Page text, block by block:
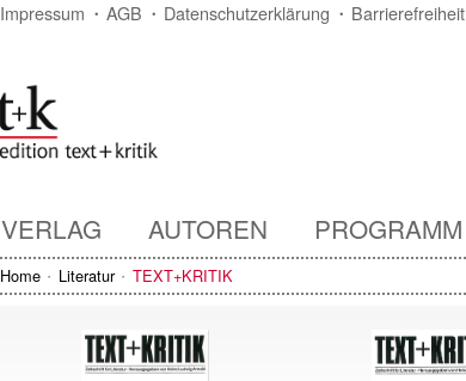
Impressum AGB Datenschutzerklärung Barrierefreiheit
VERLAG AUTOREN PROGRAMM
Home Literatur TEXT+KRITIK